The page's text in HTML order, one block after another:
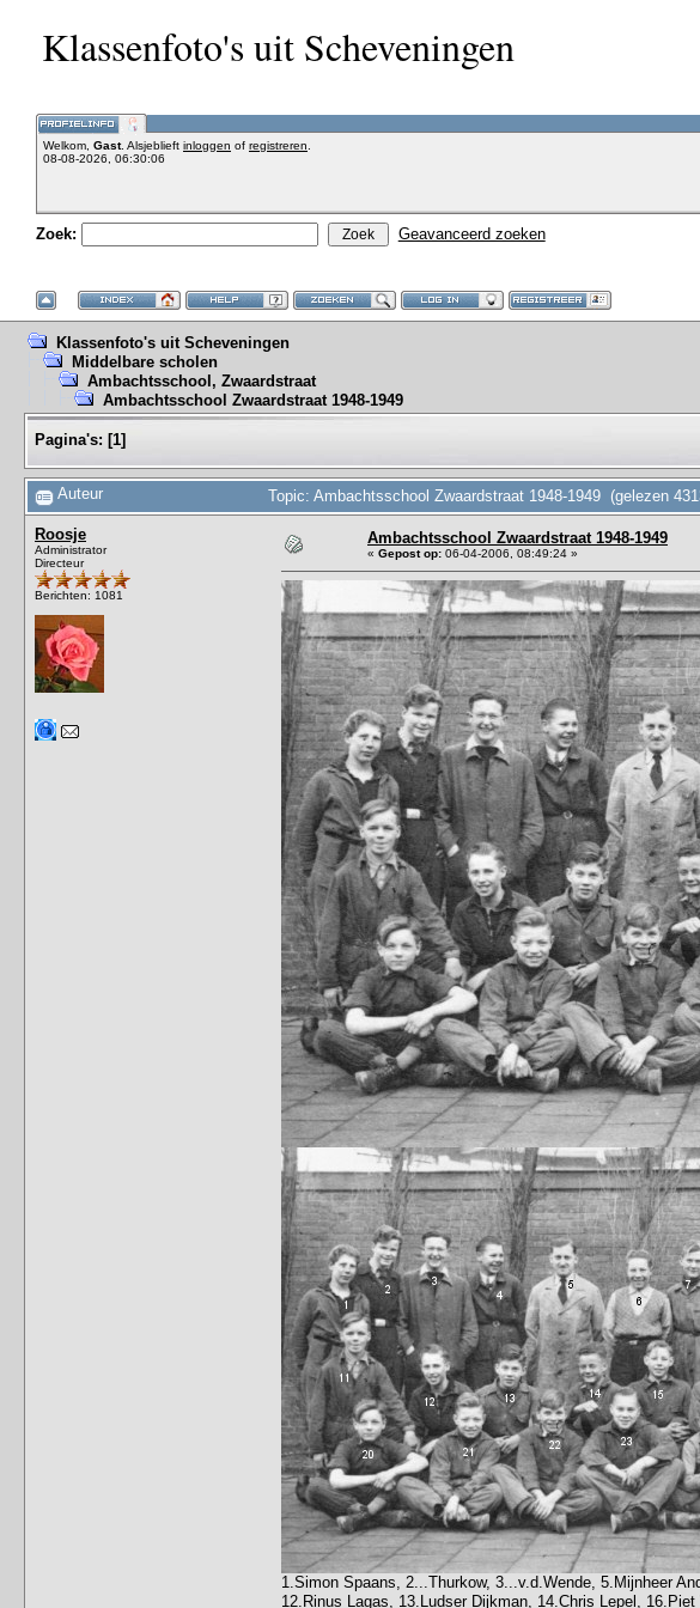
Klassenfoto's uit Scheveningen
Welkom, Gast. Alsjeblieft inloggen of registreren
08-08-2026, 06:30:06
Zoek: Geavanceerd zoeken
Klassenfoto's uit Scheveningen
Middelbare scholen
Ambachtsschool, Zwaardstraat
Ambachtsschool Zwaardstraat 1948-1949
Pagina's: [1]
Auteur Topic: Ambachtsschool Zwaardstraat 1948-1949 (gelezen
Roosje
Administrator
Directeur
Berichten: 1081
Ambachtsschool Zwaardstraat 1948-1949
« Gepost op: 06-04-2006, 08:49:24 »
1.Simon Spaans, 2...Thurkow, 3...v.d.Wende, 5.Mijnheer
12.Rinus Lagas, 13.Ludser Dijkman, 14.Chris Lepel,